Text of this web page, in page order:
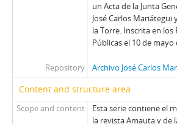
un Acta de la Junta
José Carlos
la Torre. Inscrita en los
Públicas el 10 de mayo
Repository Archivo José Carlos
Content and structure area
Scope and content
Esta serie contiene el
la revista Amauta y de